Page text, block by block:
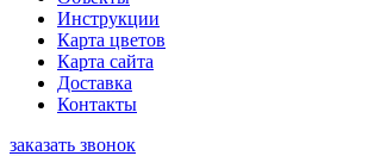
Инструкции
Карта цветов
Карта сайта
Доставка
Контакты
заказать звонок